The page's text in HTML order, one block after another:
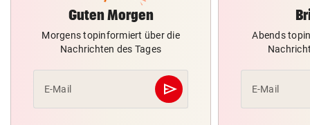
Guten Morgen
Morgens topinformiert über die
Nachrichten des Tages
E-Mail send
Abschicken
Abends
E-Mail